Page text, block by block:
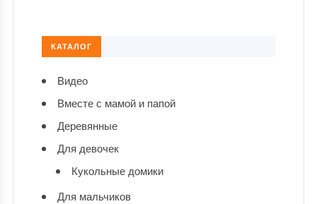
КАТАЛОГ
Видео
Вместе с мамой и папой
Деревянные
Для девочек
Кукольные домики
Для мальчиков